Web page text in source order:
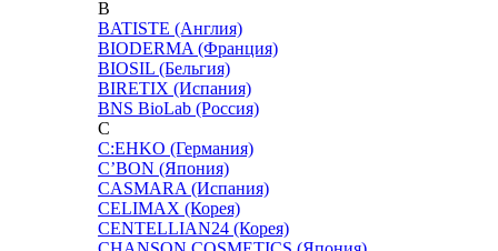
B
BATISTE (Англия)
BIODERMA (Франция)
BIOSIL (Бельгия)
BIRETIX (Испания)
BNS BioLab (Россия)
C
C:EHKO (Германия)
C’BON (Япония)
CASMARA (Испания)
CELIMAX (Корея)
CENTELLIAN24 (Корея)